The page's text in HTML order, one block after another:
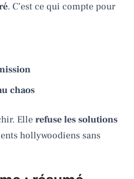
. C’est ce qui compte pour
chaos
Elle refuse les solutions
hollywoodiens sans